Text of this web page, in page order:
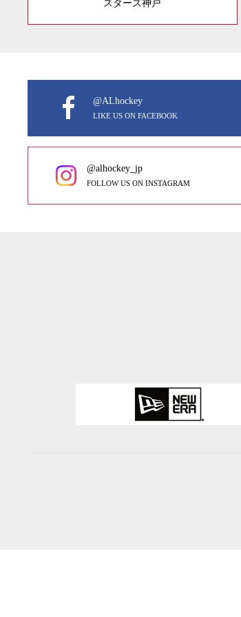
スターズ神戸
@ALhockey
LIKE US ON FACEBOOK
@alhockey_jp
FOLLOW US ON INSTAGRAM